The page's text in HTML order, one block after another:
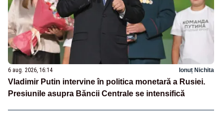
6 aug. 2026, 16:14 Ionuț Nichita
Vladimir Putin intervine în politica monetară a Rusiei.
Presiunile asupra Băncii Centrale se intensifică